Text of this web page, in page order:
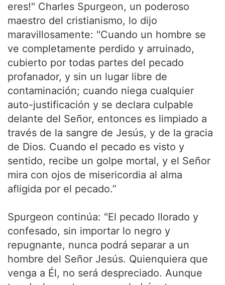
eres!" Charles Spurgeon, un poderoso
maestro del cristianismo, lo dijo
maravillosamente: "Cuando un hombre se
ve completamente perdido y arruinado,
cubierto por todas partes del pecado
profanador, y sin un lugar libre de
contaminación; cuando niega cualquier
auto-justificación y se declara culpable
delante del Señor, entonces es limpiado a
través de la sangre de Jesús, y de la gracia
de Dios. Cuando el pecado es visto y
sentido, recibe un golpe mortal, y el Señor
mira con ojos de misericordia al alma
afligida por el pecado.”
Spurgeon continúa: "El pecado llorado y
confesado, sin importar lo negro y
repugnante, nunca podrá separar a un
hombre del Señor Jesús. Quienquiera que
venga a Él, no será despreciado. Aunque